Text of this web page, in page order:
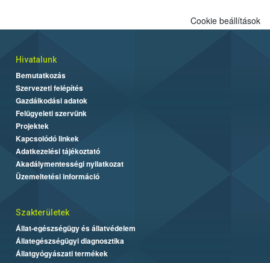
Cookie beállítások
Hivatalunk
Bemutatkozás
Szervezeti felépítés
Gazdálkodási adatok
Felügyeleti szervünk
Projektek
Kapcsolódó linkek
Adatkezelési tájékoztató
Akadálymentességi nyilatkozat
Üzemeltetési információ
Szakterületek
Állat-egészségügy és állatvédelem
Állategészségügyi diagnosztika
Állatgyógyászati termékek